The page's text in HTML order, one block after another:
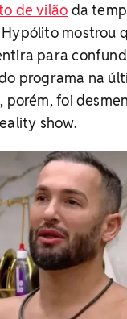
de vilão da
mostrou
para
programa na
porém, foi
show.